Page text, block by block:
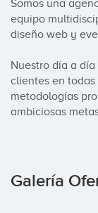
Somos una
equipo
diseño web y
Nuestro día a
clientes en todas
metodologías
ambiciosas
Galería